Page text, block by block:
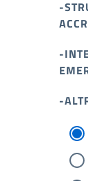
-
-
-